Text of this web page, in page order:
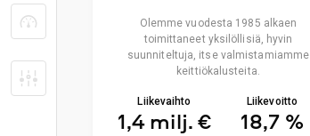
Olemme vuodesta 1985 alkaen
toimittaneet yksilöllisiä, hyvin
suunniteltuja, itse valmistamiamme
keittiökalusteita.
Liikevaihto
1,4 milj. €
Liikevoitto
18,7 %